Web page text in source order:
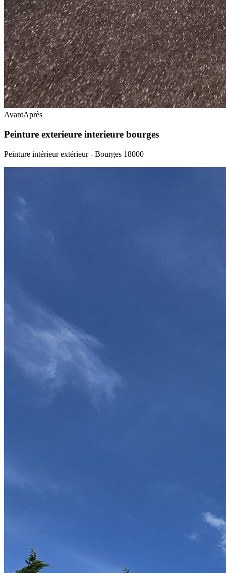
AvantAprès
Peinture exterieure interieure bourges
Peinture intérieur extérieur - Bourges 18000